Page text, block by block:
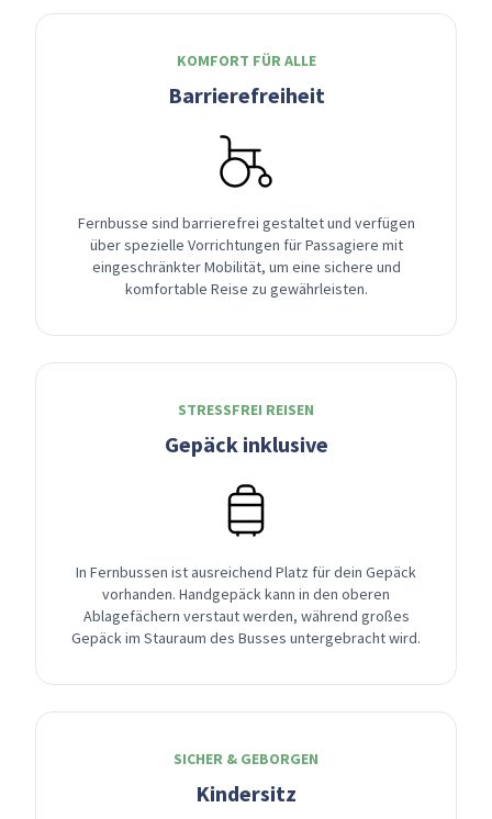
KOMFORT FÜR ALLE
Barrierefreiheit
Fernbusse sind barrierefrei gestaltet und verfügen
über spezielle Vorrichtungen für Passagiere mit
eingeschränkter Mobilität, um eine sichere und
komfortable Reise zu gewährleisten.
STRESSFREI REISEN
Gepäck inklusive
In Fernbussen ist ausreichend Platz für dein Gepäck
vorhanden. Handgepäck kann in den oberen
Ablagefächern verstaut werden, während großes
Gepäck im Stauraum des Busses untergebracht wird.
SICHER & GEBORGEN
Kindersitz